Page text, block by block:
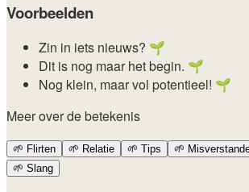
Voorbeelden
Zin in iets nieuws? 🌱
Dit is nog maar het begin. 🌱
Nog klein, maar vol potentieel! 🌱
Meer over de betekenis
🌱 Flirten 🌱 Relatie 🌱 Tips 🌱
🌱 Slang